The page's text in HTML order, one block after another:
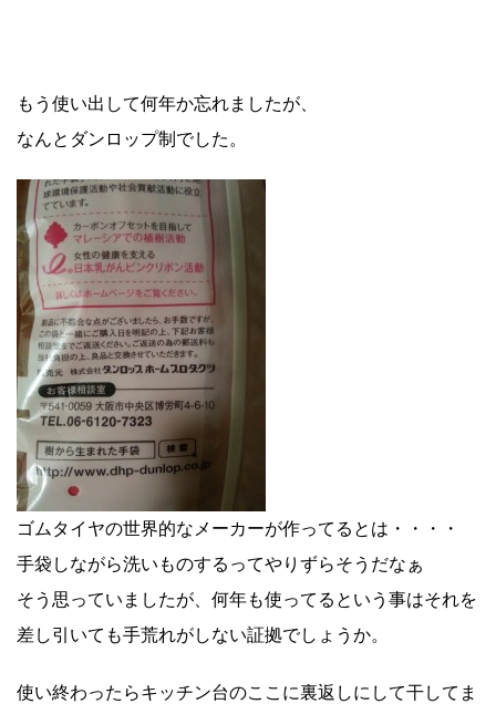
もう使い出して何年か忘れましたが、
なんとダンロップ制でした。
ゴムタイヤの世界的なメーカーが作ってるとは・・・・
手袋しながら洗いものするってやりずらそうだなぁ
そう思っていましたが、何年も使ってるという事はそれを
差し引いても手荒れがしない証拠でしょうか。
使い終わったらキッチン台のここに裏返しにして干してま